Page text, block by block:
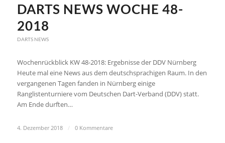
DARTS NEWS WOCHE 48-
2018
DARTS NEWS
Wochenrückblick KW 48-2018: Ergebnisse der DDV Nürnberg
Heute mal eine News aus dem deutschsprachigen Raum. In den
vergangenen Tagen fanden in Nürnberg einige
Ranglistenturniere vom Deutschen Dart-Verband (DDV) statt.
Am Ende durften…
4. Dezember 2018 / 0 Kommentare